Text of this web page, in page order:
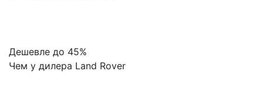
Дешевле до 45%
Чем у дилера Land Rover